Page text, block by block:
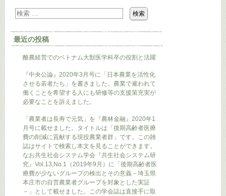
最近の投稿
酪農経営でのベトナム大獣医学科卒の役割と活躍
『中央公論』2020年3月号に「日本農業を活性化
させる若者たち」を書きました。農業で雇われて
働くことを希望する人にも研修等の支援策充実が
必要なことを訴えました。
「農業者は長寿で元気」を『農林金融』2020年1
月号に載せました。タイトルは「後期高齢者医療
費の削減に貢献する現役農業者群」です。この雑
誌はサイトで検索し本文を見ることができます。
なお共生社会システム学会『共生社会システム研
究』Vol.13,No.1（2019年9月）に「後期高齢者医
療費が少ないグループの検出とその意義－埼玉県
本庄市の自営農業者グループを対象とした実証
－」として載せました。この学会誌は直接手に取